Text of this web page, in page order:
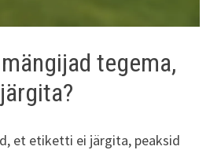
tegema,
et etiketti ei järgita, peaksid